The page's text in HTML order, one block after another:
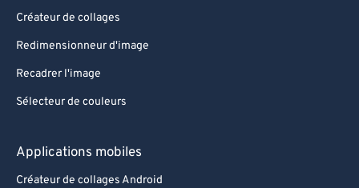
Créateur de collages
Redimensionneur d'image
Recadrer l'image
Sélecteur de couleurs
Applications mobiles
Créateur de collages Android